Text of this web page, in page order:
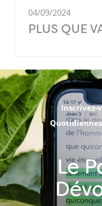
04/09/2024
PLUS QUE
Inscrivez-
Le